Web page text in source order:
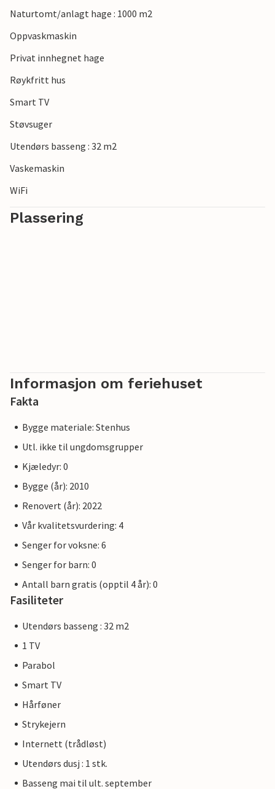
Naturtomt/anlagt hage : 1000 m2
Oppvaskmaskin
Privat innhegnet hage
Røykfritt hus
Smart TV
Støvsuger
Utendørs basseng : 32 m2
Vaskemaskin
WiFi
Plassering
Informasjon om feriehuset
Fakta
Bygge materiale: Stenhus
Utl. ikke til ungdomsgrupper
Kjæledyr: 0
Bygge (år): 2010
Renovert (år): 2022
Vår kvalitetsvurdering: 4
Senger for voksne: 6
Senger for barn: 0
Antall barn gratis (opptil 4 år): 0
Fasiliteter
Utendørs basseng : 32 m2
1 TV
Parabol
Smart TV
Hårføner
Strykejern
Internett (trådløst)
Utendørs dusj : 1 stk.
Basseng mai til ult. september